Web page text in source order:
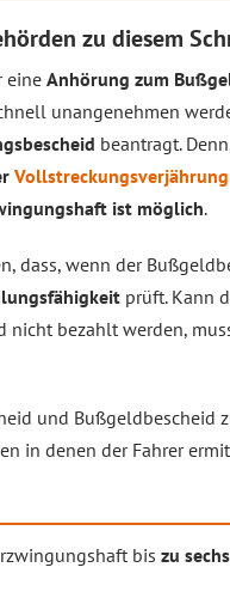
zu diesem
eine Anhörung zum
unangenehmen
beantragt.
Vollstreckungsverjährung
ist möglich.
dass, wenn der
prüft. Kann
nicht bezahlt werden,
und Bußgeldbescheid
in denen der Fahrer
bis zu